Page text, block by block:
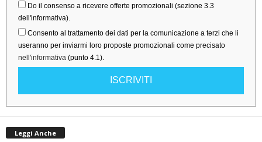
Do il consenso a ricevere offerte promozionali (sezione 3.3
dell'informativa).
Consento al trattamento dei dati per la comunicazione a terzi che li
useranno per inviarmi loro proposte promozionali come precisato
nell'informativa (punto 4.1).
ISCRIVITI
Leggi Anche